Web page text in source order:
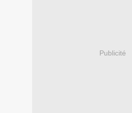
Publicité